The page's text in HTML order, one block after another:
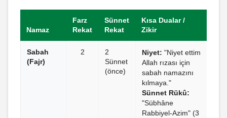
Namaz
Farz
Rekat
Sünnet
Rekat
Kısa Dualar /
Zikir
Sabah
(Fajr)
2
2
Sünnet
(önce)
Niyet: "Niyet ettim
Allah rızası için
sabah namazını
kılmaya."
Sünnet Rükû:
"Sübhâne
Rabbiyel-Azim" (3